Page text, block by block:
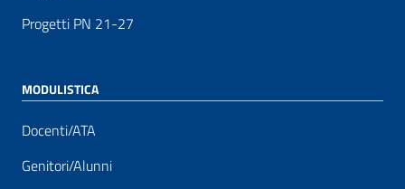
Progetti PN 21-27
MODULISTICA
Docenti/ATA
Genitori/Alunni